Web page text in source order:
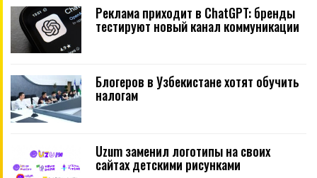
Реклама приходит в ChatGPT: бренды
тестируют новый канал коммуникации
Блогеров в Узбекистане хотят обучить
налогам
Uzum заменил логотипы на своих
сайтах детскими рисунками